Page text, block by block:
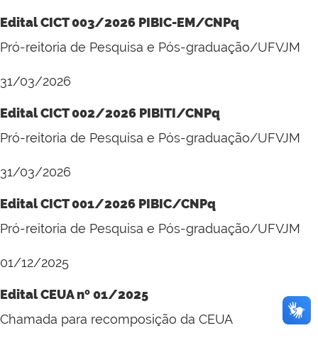
Edital CICT 003/2026 PIBIC-EM/CNPq
Pró-reitoria de Pesquisa e Pós-graduação/UFVJM
31/03/2026
Edital CICT 002/2026 PIBITI/CNPq
Pró-reitoria de Pesquisa e Pós-graduação/UFVJM
31/03/2026
Edital CICT 001/2026 PIBIC/CNPq
Pró-reitoria de Pesquisa e Pós-graduação/UFVJM
01/12/2025
Edital CEUA nº 01/2025
Chamada para recomposição da CEUA